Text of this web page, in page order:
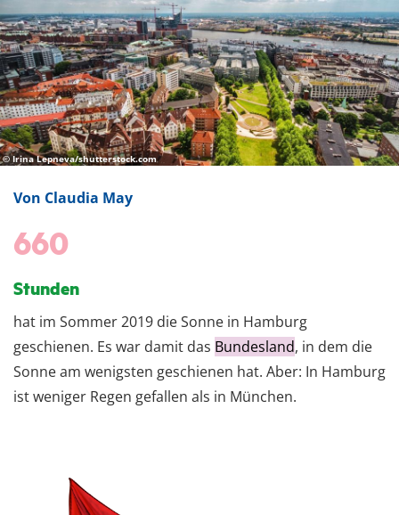
© Irina Lepneva/shutterstock.com
Von Claudia May
660
Stunden
hat im Sommer 2019 die Sonne in Hamburg
geschienen. Es war damit das Bundesland, in dem die
Sonne am wenigsten geschienen hat. Aber: In Hamburg
ist weniger Regen gefallen als in München.